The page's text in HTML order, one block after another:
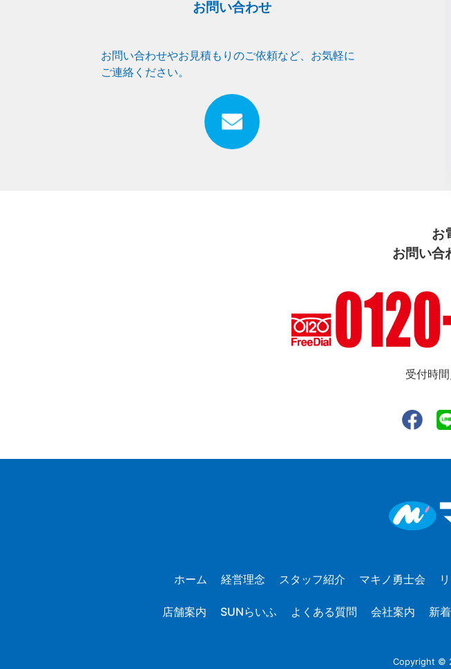
お問い合わせ
お問い合わせやお見積もりのご依頼など、お気軽に
ご連絡ください。
お
お問い合
受付時
ホーム 経営理念 スタッフ紹介 マキノ勇士会
店舗案内 SUNらいふ よくある質問 会社案内 新
Copyright ©